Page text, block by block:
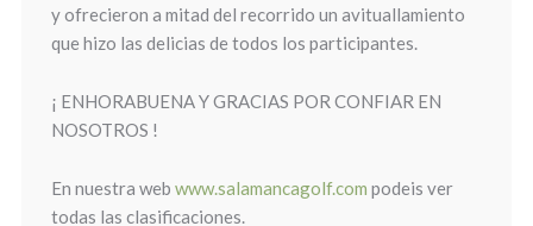
y ofrecieron a mitad del recorrido un avituallamiento
que hizo las delicias de todos los participantes.
¡ ENHORABUENA Y GRACIAS POR CONFIAR EN
NOSOTROS !
En nuestra web www.salamancagolf.com podeis ver
todas las clasificaciones.